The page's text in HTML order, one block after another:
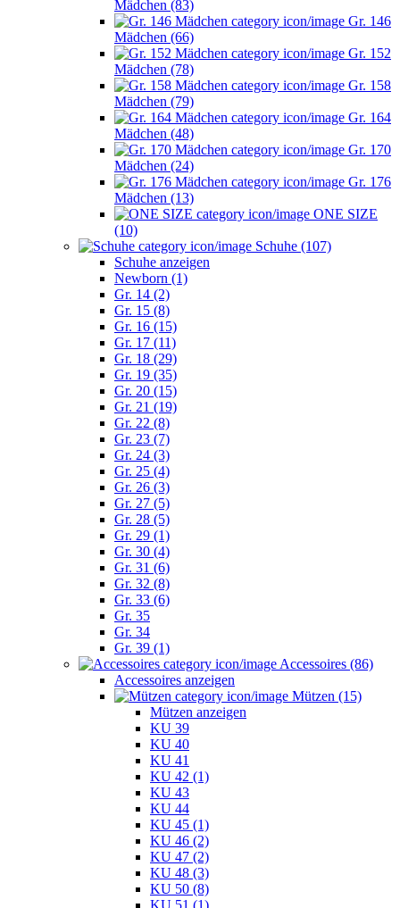
Mädchen (83)
Gr. 146
Mädchen (66)
Gr. 152
Mädchen (78)
Gr. 158
Mädchen (79)
Gr. 164
Mädchen (48)
Gr. 170
Mädchen (24)
Gr. 176
Mädchen (13)
ONE SIZE
(10)
Schuhe (107)
Schuhe anzeigen
Newborn (1)
Gr. 14 (2)
Gr. 15 (8)
Gr. 16 (15)
Gr. 17 (11)
Gr. 18 (29)
Gr. 19 (35)
Gr. 20 (15)
Gr. 21 (19)
Gr. 22 (8)
Gr. 23 (7)
Gr. 24 (3)
Gr. 25 (4)
Gr. 26 (3)
Gr. 27 (5)
Gr. 28 (5)
Gr. 29 (1)
Gr. 30 (4)
Gr. 31 (6)
Gr. 32 (8)
Gr. 33 (6)
Gr. 35
Gr. 34
Gr. 39 (1)
Accessoires (86)
Accessoires anzeigen
Mützen (15)
Mützen anzeigen
KU 39
KU 40
KU 41
KU 42 (1)
KU 43
KU 44
KU 45 (1)
KU 46 (2)
KU 47 (2)
KU 48 (3)
KU 50 (8)
KU 51 (1)